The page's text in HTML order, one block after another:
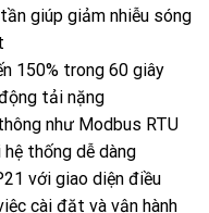
giúp giảm nhiễu sóng
150% trong 60 giây
tải nặng
như Modbus RTU
thống dễ dàng
với giao diện điều
cài đặt và vận hành